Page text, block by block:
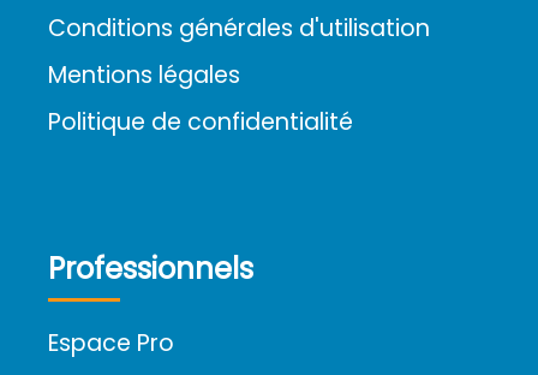
Conditions générales d'utilisation
Mentions légales
Politique de confidentialité
Professionnels
Espace Pro